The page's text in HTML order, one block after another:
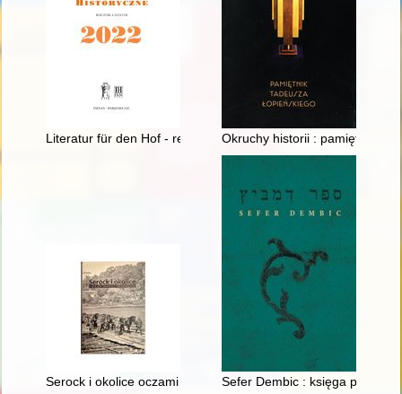
Literatur für den Hof - recenzja]Okruchy historii : pamiętnik
Serock i okolice oczami archeologaSefer Dembic : księga pamięci